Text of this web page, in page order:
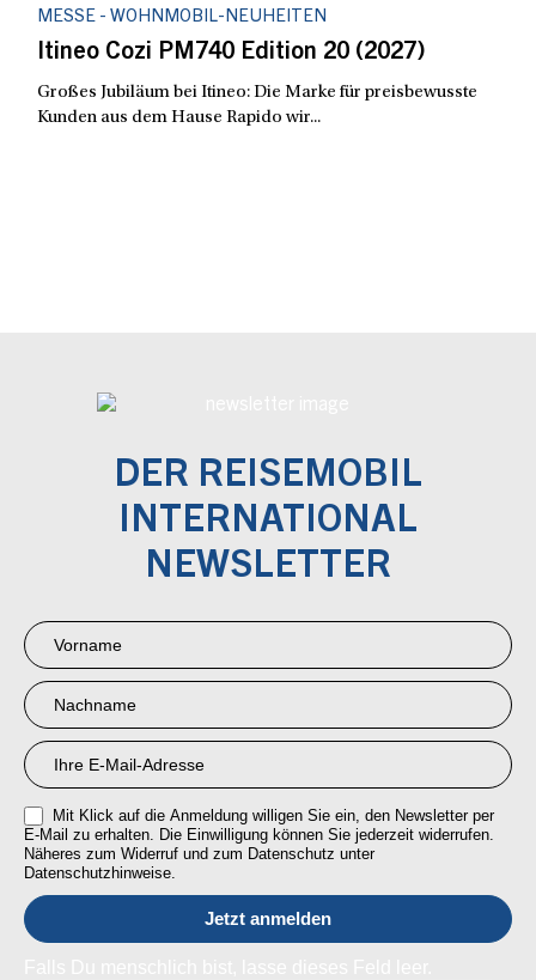
MESSE - WOHNMOBIL-NEUHEITEN
Itineo Cozi PM740 Edition 20 (2027)
Großes Jubiläum bei Itineo: Die Marke für preisbewusste
Kunden aus dem Hause Rapido wir...
DER REISEMOBIL
INTERNATIONAL
NEWSLETTER
Newsletter
Anmeldung
RMI
Mit Klick auf die Anmeldung willigen Sie ein, den Newsletter per
E-Mail zu erhalten. Die Einwilligung können Sie jederzeit widerrufen.
Näheres zum Widerruf und zum Datenschutz unter
Datenschutzhinweise.